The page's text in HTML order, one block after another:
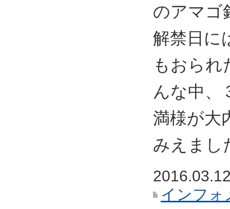
のアマゴ
解禁日に
もおられ
んな中、
満様が大
みえまし
インフォ